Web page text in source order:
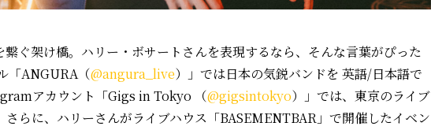
ぐ架け橋。ハリー・ボサートさんを表現するなら、そんな言葉がぴった
「ANGURA（@angura_live）」では日本の気鋭バンドを 英語/日本語で
アカウント「Gigs in Tokyo （@gigsintokyo）」では、東京のライブ
らに、ハリーさんがライブハウス「BASEMENTBAR」で開催したイベン